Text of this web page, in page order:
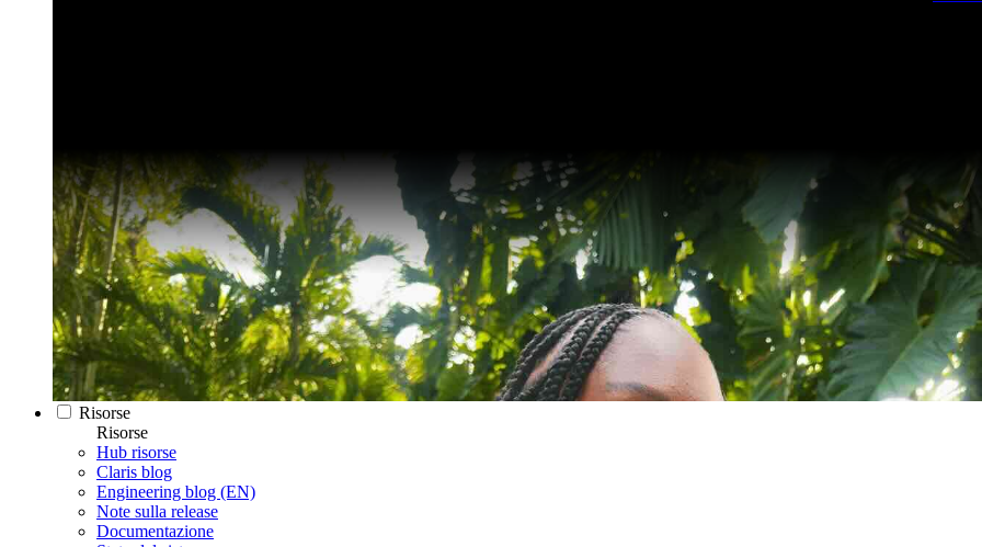
Risorse
Risorse
Hub risorse
Claris blog
Engineering blog (EN)
Note sulla release
Documentazione